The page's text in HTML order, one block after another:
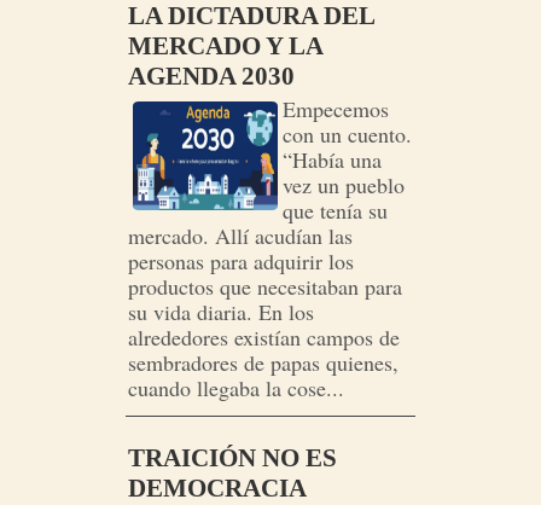
LA DICTADURA DEL
MERCADO Y LA
AGENDA 2030
Empecemos
con un cuento.
“Había una
vez un pueblo
que tenía su
mercado. Allí acudían las
personas para adquirir los
productos que necesitaban para
su vida diaria. En los
alrededores existían campos de
sembradores de papas quienes,
cuando llegaba la cose...
TRAICIÓN NO ES
DEMOCRACIA